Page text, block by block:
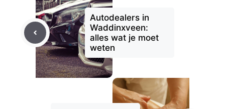
Autodealers in
Waddinxveen:
alles wat je moet
weten